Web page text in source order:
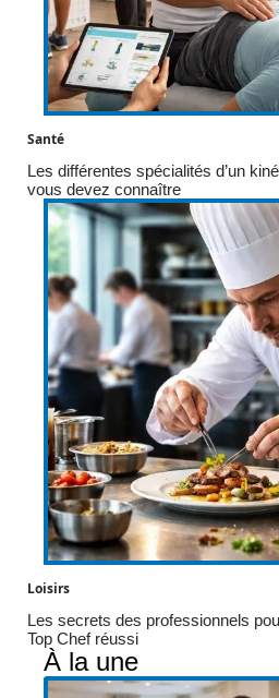
Santé
Les différentes spécialités d’un
vous devez connaître
Loisirs
Les secrets des professionnels
Top Chef réussi
À la une